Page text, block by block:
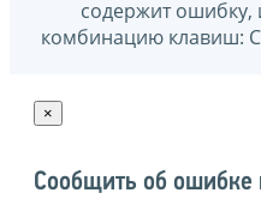
содержит ошибку,
комбинацию клавиш:
×
Сообщить об ошибке